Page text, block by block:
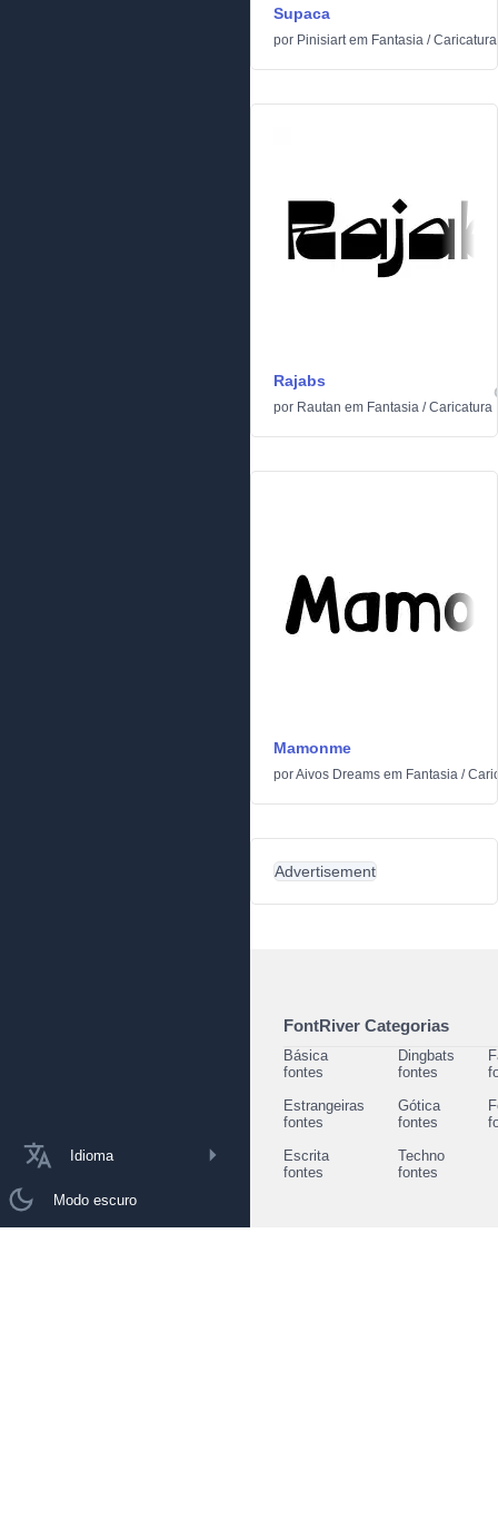
Idioma
Modo escuro
Supaca
por Pinisiartem Fantasia /Caricatura
Rajabs
por Rautan em Fantasia /Caricatura
Mamonme
porAivos Dreams em Fantasia /
Advertisement
FontRiver Categorias
Básica
fontes
Dingbats
fontes
Estrangeiras
fontes
Gótica
fontes
Escrita
fontes
Techno
fontes